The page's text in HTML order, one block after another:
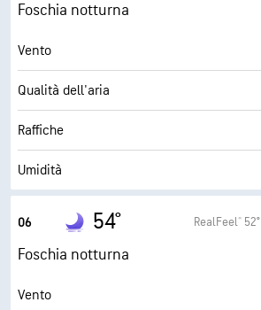
Foschia notturna
Vento
Qualità dell'aria
Raffiche
Umidità
Punto di rugiada
AccuLumen Brightness Index™
Nuvolosità
06 54° RealFeel® 52°
Foschia notturna
Vento